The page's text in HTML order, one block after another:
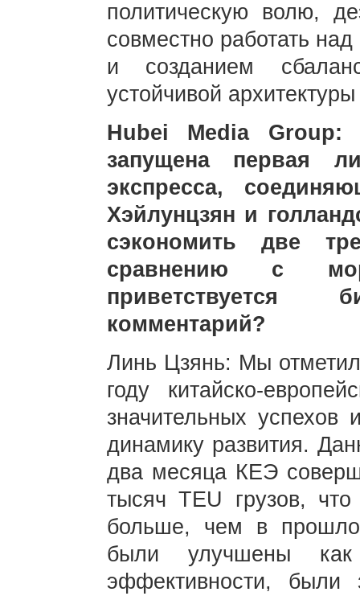
политическую волю,
совместно работать
и созданием
устойчивой
Hubei Media
запущена первая
экспресса,
Хэйлунцзян и
сэкономить две
сравнению с
комментарий?
Линь Цзянь: Мы
году китайско-
значительных
динамику развития.
два месяца КЕЭ
тысяч TEU грузов,
больше, чем в
были улучшены
эффективности,